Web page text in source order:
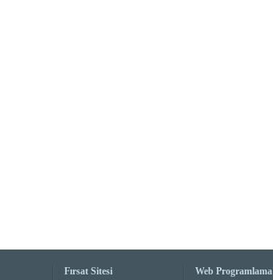
Fırsat Sitesi Web Programlama